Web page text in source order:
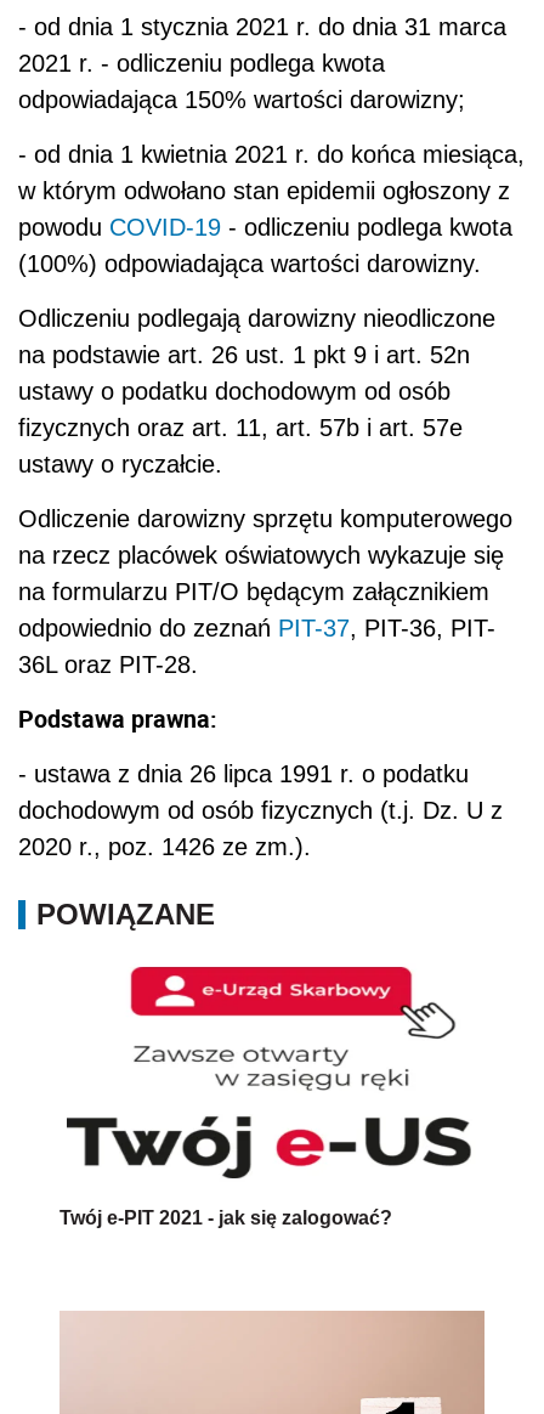
- od dnia 1 stycznia 2021 r. do dnia 31 marca
2021 r. - odliczeniu podlega kwota
odpowiadająca 150% wartości darowizny;
- od dnia 1 kwietnia 2021 r. do końca miesiąca,
w którym odwołano stan epidemii ogłoszony z
powodu COVID-19 - odliczeniu podlega kwota
(100%) odpowiadająca wartości darowizny.
Odliczeniu podlegają darowizny nieodliczone
na podstawie art. 26 ust. 1 pkt 9 i art. 52n
ustawy o podatku dochodowym od osób
fizycznych oraz art. 11, art. 57b i art. 57e
ustawy o ryczałcie.
Odliczenie darowizny sprzętu komputerowego
na rzecz placówek oświatowych wykazuje się
na formularzu PIT/O będącym załącznikiem
odpowiednio do zeznań PIT-37, PIT-36, PIT-
36L oraz PIT-28.
Podstawa prawna:
- ustawa z dnia 26 lipca 1991 r. o podatku
dochodowym od osób fizycznych (t.j. Dz. U z
2020 r., poz. 1426 ze zm.).
POWIĄZANE
Twój e-PIT 2021 - jak się zalogować?